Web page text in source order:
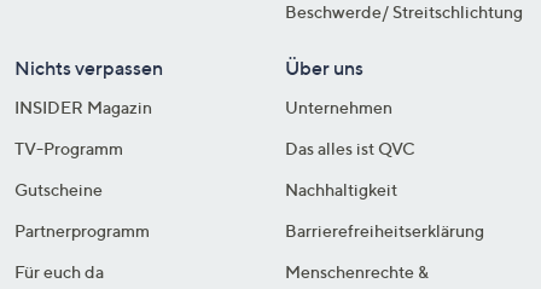
Beschwerde/ Streitschlichtung
Nichts verpassen
INSIDER Magazin
TV-Programm
Gutscheine
Partnerprogramm
Für euch da
Über uns
Unternehmen
Das alles ist QVC
Nachhaltigkeit
Barrierefreiheitserklärung
Menschenrechte &